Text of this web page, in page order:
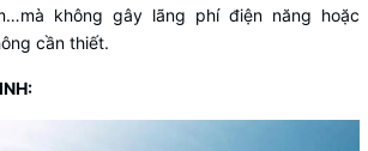
không gây lãng phí điện năng hoặc
cần thiết.